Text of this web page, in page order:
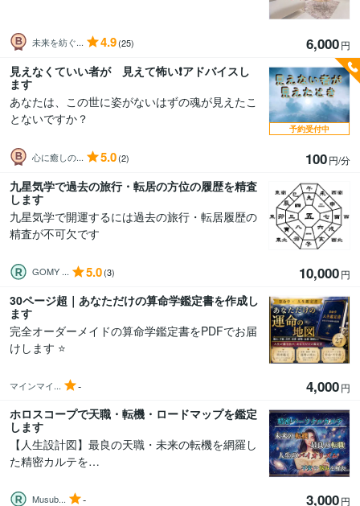
未来を紡ぐ... 4.9(25) 6,000円
見えなくていい者が 見えて怖い❗️アドバイスし
ます
あなたは、この世に姿がないはずの魂が見えたこ
とないですか？
心に癒しの... 5.0(2) 100円/分
予約受付中
九星気学で過去の旅行・転居の方位の履歴を精査
します
九星気学で開運するには過去の旅行・転居履歴の
精査が不可欠です
GOMY ... 5.0(3) 10,000円
30ページ超｜あなただけの算命学鑑定書を作成し
ます
完全オーダーメイドの算命学鑑定書をPDFでお届
けします ⭐
マインマイ... - 4,000円
ホロスコープで天職・転機・ロードマップを鑑定
します
【人生設計図】最良の天職・未来の転機を網羅し
た精密カルテを…
Musub... - 3,000円